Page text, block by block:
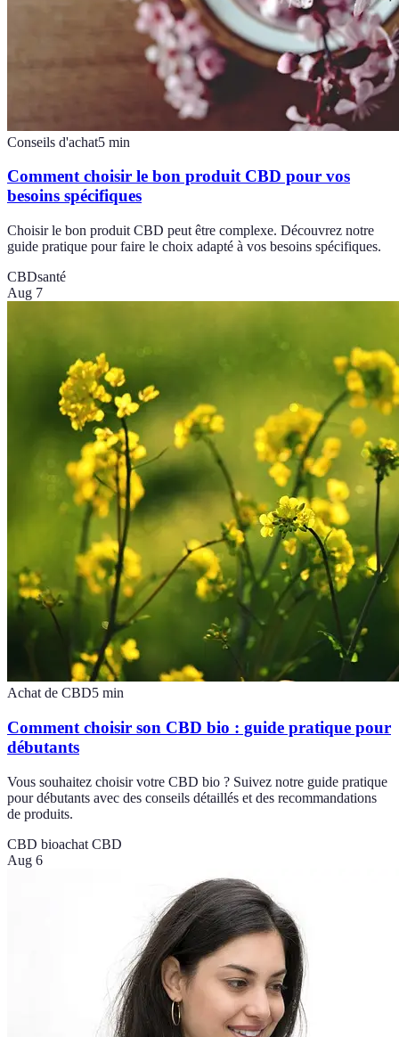
Conseils d'achat5 min
Comment choisir le bon produit CBD pour vos
besoins spécifiques
Choisir le bon produit CBD peut être complexe. Découvrez notre
guide pratique pour faire le choix adapté à vos besoins spécifiques.
CBDsanté
Aug 7
Achat de CBD5 min
Comment choisir son CBD bio : guide pratique pour
débutants
Vous souhaitez choisir votre CBD bio ? Suivez notre guide pratique
pour débutants avec des conseils détaillés et des recommandations
de produits.
CBD bioachat CBD
Aug 6